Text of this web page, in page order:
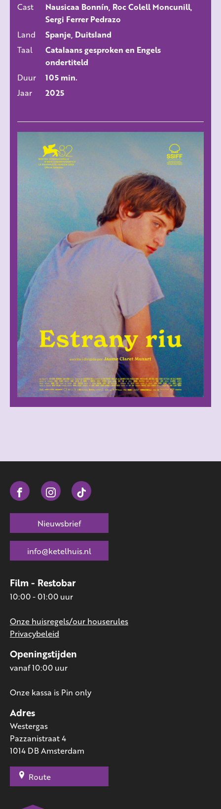
Cast
Nausicaa Bonnín, Roc Colell Moncunill,
Sergi Ferrer Pedrazo
Land
Spanje, Duitsland
Taal
Catalaans gesproken en Engels
ondertiteld
Duur
105 min.
Jaar
2025
Adres
Westergas
Pazzanistraat 4
1014 DB Amsterdam
Route
Openingstijden
vanaf 10:00 uur
Onze kassa is Pin only
Film - Restobar
10:00 - 01:00 uur
Onze huisregels/our houserules
Privacybeleid
Nieuwsbrief
info@ketelhuis.nl